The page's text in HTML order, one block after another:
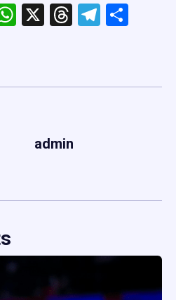
WhatsApp
X Threads
admin